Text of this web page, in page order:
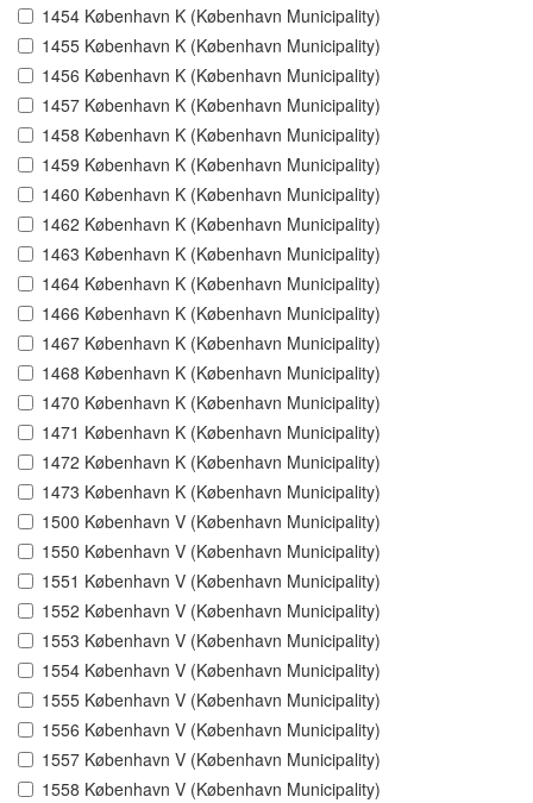
1454 København K (København Municipality)
1455 København K (København Municipality)
1456 København K (København Municipality)
1457 København K (København Municipality)
1458 København K (København Municipality)
1459 København K (København Municipality)
1460 København K (København Municipality)
1462 København K (København Municipality)
1463 København K (København Municipality)
1464 København K (København Municipality)
1466 København K (København Municipality)
1467 København K (København Municipality)
1468 København K (København Municipality)
1470 København K (København Municipality)
1471 København K (København Municipality)
1472 København K (København Municipality)
1473 København K (København Municipality)
1500 København V (København Municipality)
1550 København V (København Municipality)
1551 København V (København Municipality)
1552 København V (København Municipality)
1553 København V (København Municipality)
1554 København V (København Municipality)
1555 København V (København Municipality)
1556 København V (København Municipality)
1557 København V (København Municipality)
1558 København V (København Municipality)